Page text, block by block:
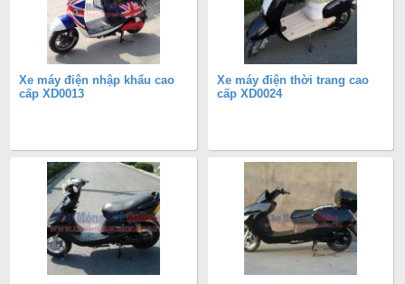
Xe máy điện nhập khẩu cao
cấp XD0013
Xe máy điện thời trang cao
cấp XD0024